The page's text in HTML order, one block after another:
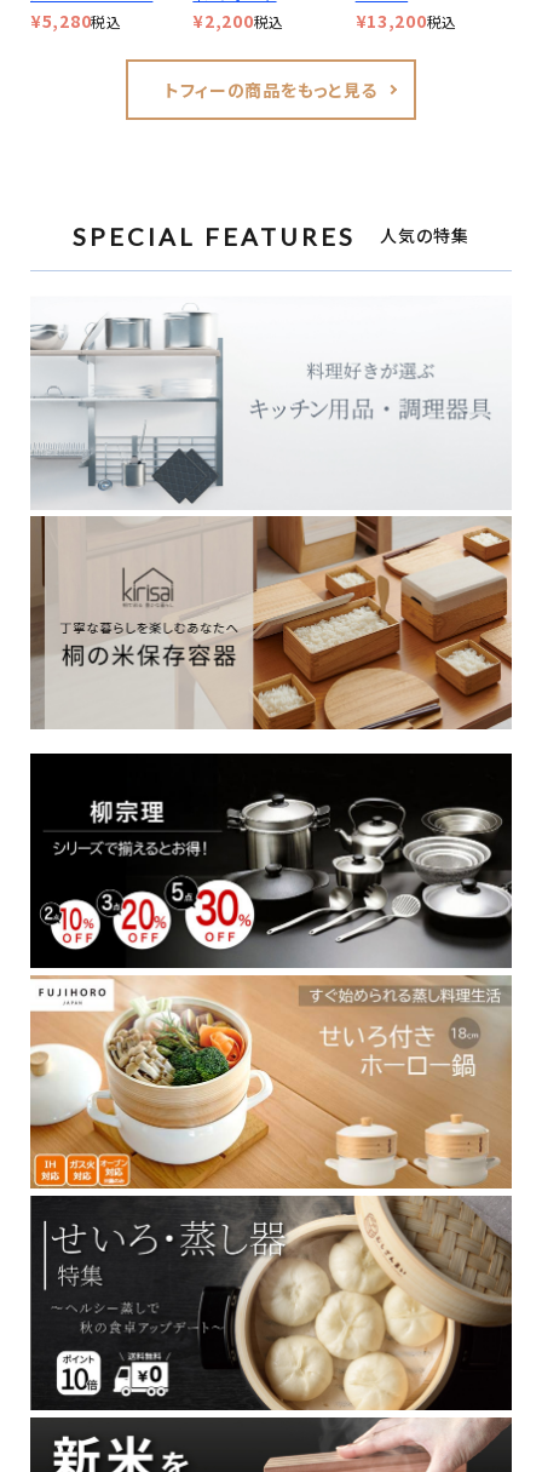
¥5,280税込 ¥2,200税込 ¥13,200税込
トフィーの商品をもっと見る
SPECIAL FEATURES 人気の特集